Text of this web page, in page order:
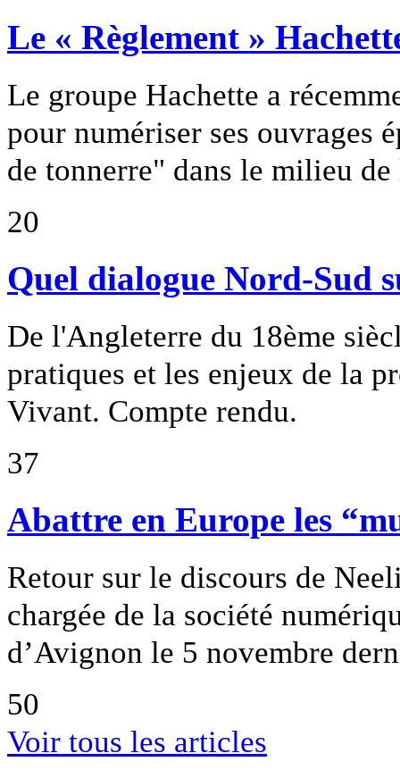
Le « Règlement »
Le groupe Hachette a
pour numériser ses ouvrages
de tonnerre" dans le milieu
20
Quel dialogue Nord-Sud
De l'Angleterre du 18ème
pratiques et les enjeux de la
Vivant. Compte rendu.
37
Abattre en Europe les
Retour sur le discours de
chargée de la société
d’Avignon le 5 novembre
50
Voir tous les articles